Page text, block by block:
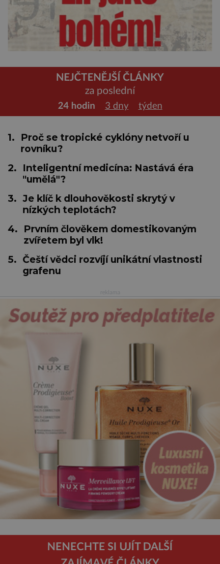
NEJČTENĚJŠÍ ČLÁNKY
za poslední
24 hodin 3 dny týden
1.
Proč se tropické cyklóny netvoří u
rovníku?
2.
Inteligentní medicína: Nastává éra
"umělá"?
3. Je klíč k dlouhověkosti skrytý v
nízkých teplotách?
4.
Prvním člověkem domestikovaným
zvířetem byl vlk!
5. Čeští vědci rozvíjí unikátní vlastnosti
grafenu
NENECHTE SI UJÍT DALŠÍ